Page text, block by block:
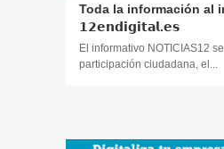
Toda la información al
𝟭𝟮𝗲𝗻𝗱𝗶𝗴𝗶𝘁𝗮𝗹.𝗲𝘀
El informativo NOTICIAS12
participación ciudadana, el...